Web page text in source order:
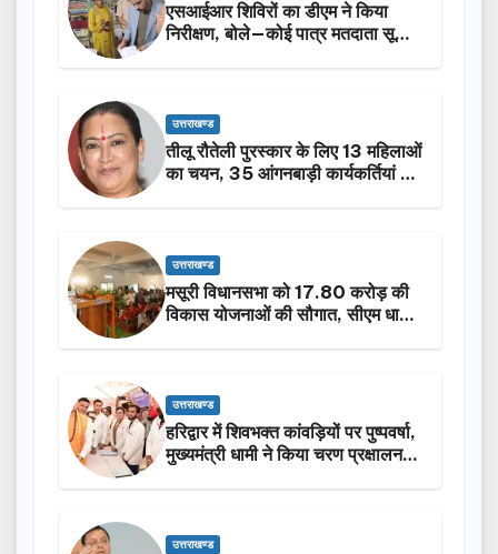
एसआईआर शिविरों का डीएम ने किया
निरीक्षण, बोले—कोई पात्र मतदाता सूची
उत्तराखण्ड
तीलू रौतेली पुरस्कार के लिए 13 महिलाओं
का चयन, 35 आंगनबाड़ी कार्यकर्तियां भी
उत्तराखण्ड
मसूरी विधानसभा को 17.80 करोड़ की
विकास योजनाओं की सौगात, सीएम धामी
उत्तराखण्ड
हरिद्वार में शिवभक्त कांवड़ियों पर पुष्पवर्षा,
मुख्यमंत्री धामी ने किया चरण प्रक्षालन…
उत्तराखण्ड